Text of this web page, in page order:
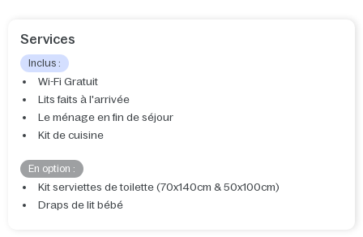
Services
Inclus :
Wi-Fi Gratuit
Lits faits à l'arrivée
Le ménage en fin de séjour
Kit de cuisine
En option :
Kit serviettes de toilette (70x140cm & 50x100cm)
Draps de lit bébé